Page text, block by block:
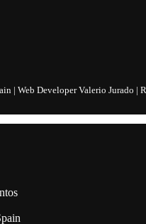
| Web Developer Valerio Jurado |